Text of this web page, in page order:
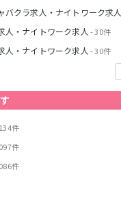
バクラ求人・ナイトワーク求人
人・ナイトワーク求人 - 30件
人・ナイトワーク求人 - 30件
件
件
件
牛田駅
駅